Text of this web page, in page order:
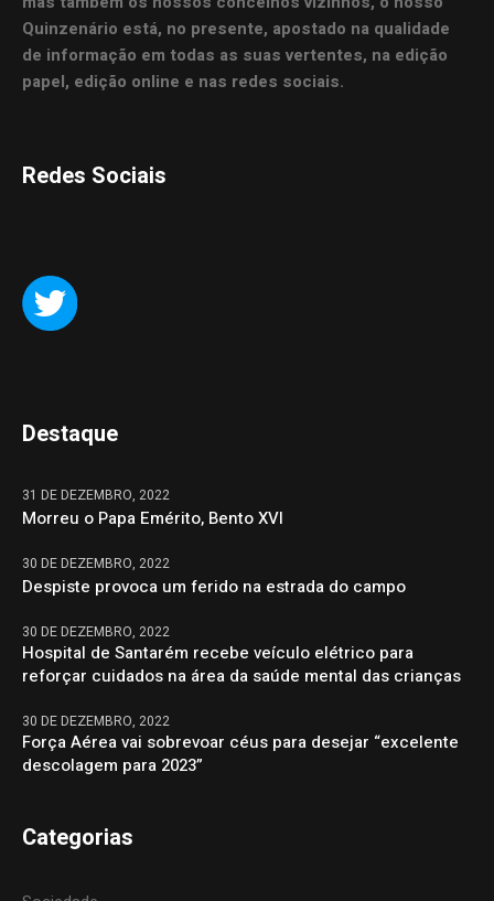
Quinzenário está, no presente, apostado na qualidade
de informação em todas as suas vertentes, na edição
papel, edição online e nas redes sociais.
Redes Sociais
Destaque
31 DE DEZEMBRO, 2022
Morreu o Papa Emérito, Bento XVI
30 DE DEZEMBRO, 2022
Despiste provoca um ferido na estrada do campo
30 DE DEZEMBRO, 2022
Hospital de Santarém recebe veículo elétrico para
reforçar cuidados na área da saúde mental das crianças
30 DE DEZEMBRO, 2022
Força Aérea vai sobrevoar céus para desejar “excelente
descolagem para 2023”
Categorias